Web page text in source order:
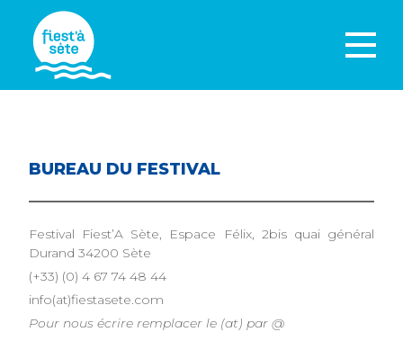
BUREAU DU FESTIVAL
Festival Fiest’A Sète, Espace Félix, 2bis quai général
Durand 34200 Sète
(+33) (0) 4 67 74 48 44
info(at)fiestasete.com
Pour nous écrire remplacer le (at) par @